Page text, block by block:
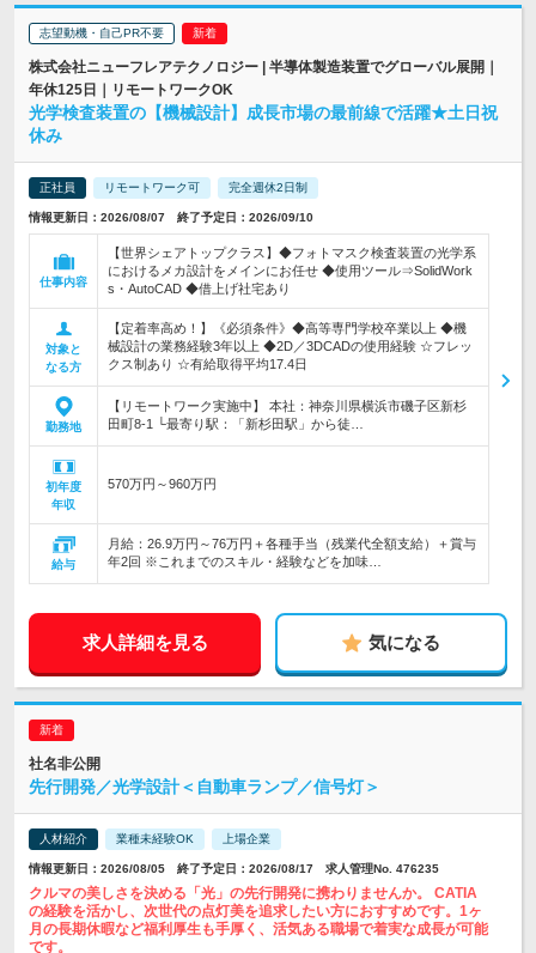
志望動機・自己PR不要
株式会社ニューフレアテクノロジー | 半導体製造装置でグローバル展開｜
年休125日｜リモートワークOK
光学検査装置の【機械設計】成長市場の最前線で活躍★土日祝
休み
正社員 リモートワーク可 完全週休2日制
情報更新日：2026/08/07 終了予定日：2026/09/10
仕事内容
【世界シェアトップクラス】◆フォトマスク検査装置の光学系
におけるメカ設計をメインにお任せ ◆使用ツール⇒SolidWork
s・AutoCAD ◆借上げ社宅あり
対象と
なる方
【定着率高め！】《必須条件》◆高等専門学校卒業以上 ◆機
械設計の業務経験3年以上 ◆2D／3DCADの使用経験 ☆フレッ
クス制あり ☆有給取得平均17.4日
勤務地
【リモートワーク実施中】 本社：神奈川県横浜市磯子区新杉
田町8-1 └最寄り駅：「新杉田駅」から徒…
初年度
年収
570万円～960万円
給与
月給：26.9万円～76万円＋各種手当（残業代全額支給）＋賞与
年2回 ※これまでのスキル・経験などを加味…
求人詳細を見る 気になる
社名非公開
先行開発／光学設計＜自動車ランプ／信号灯＞
人材紹介 業種未経験OK 上場企業
情報更新日：2026/08/05 終了予定日：2026/08/17 求人管理No. 476235
クルマの美しさを決める「光」の先行開発に携わりませんか。 CATIA
の経験を活かし、次世代の点灯美を追求したい方におすすめです。1ヶ
月の長期休暇など福利厚生も手厚く、活気ある職場で着実な成長が可能
です。